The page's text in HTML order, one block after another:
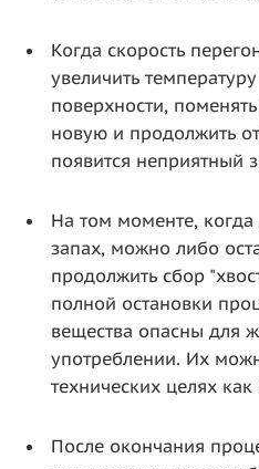
Когда скорость
увеличить
поверхности,
новую и продолжить
появится неприятный
На том моменте,
запах, можно либо
продолжить сбор
полной остановки
вещества опасны для
употреблении. Их
технических целях
После окончания